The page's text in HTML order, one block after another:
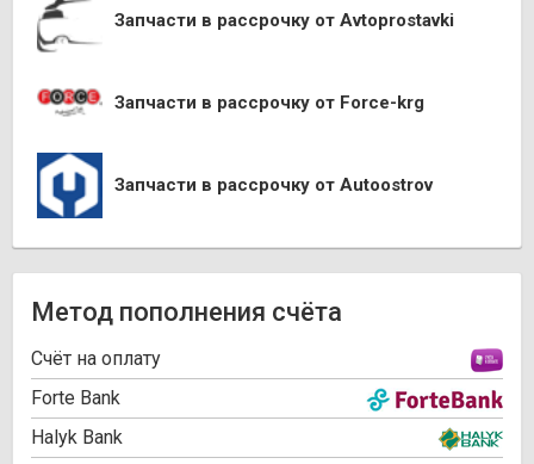
Запчасти в рассрочку от Avtoprostavki
Запчасти в рассрочку от Force-krg
Запчасти в рассрочку от Autoostrov
Метод пополнения счёта
Cчёт на оплату
Forte Bank
Halyk Bank